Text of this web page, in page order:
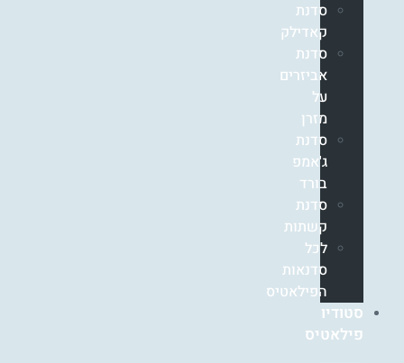
סדנת
קאדילק
סדנת
אביזרים
על
מזרן
סדנת
ג'אמפ
בורד
סדנת
קשתות
לכל
סדנאות
הפילאטיס
סטודיו
פילאטיס